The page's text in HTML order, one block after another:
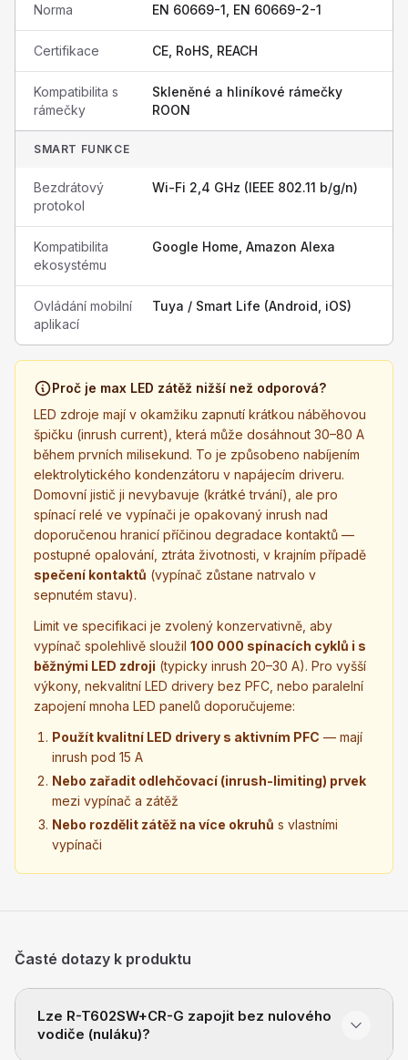
Norma EN 60669-1, EN 60669-2-1
Certifikace CE, RoHS, REACH
Kompatibilita s
rámečky
Skleněné a hliníkové rámečky
ROON
SMART FUNKCE
Bezdrátový
protokol
Wi-Fi 2,4 GHz (IEEE 802.11 b/g/n)
Kompatibilita
ekosystému
Google Home, Amazon Alexa
Ovládání mobilní
aplikací
Tuya / Smart Life (Android, iOS)
Proč je max LED zátěž nižší než odporová?
LED zdroje mají v okamžiku zapnutí krátkou náběhovou
špičku (inrush current), která může dosáhnout 30–80 A
během prvních milisekund. To je způsobeno nabíjením
elektrolytického kondenzátoru v napájecím driveru.
Domovní jistič ji nevybavuje (krátké trvání), ale pro
spínací relé ve vypínači je opakovaný inrush nad
doporučenou hranicí příčinou degradace kontaktů —
postupné opalování, ztráta životnosti, v krajním případě
spečení kontaktů (vypínač zůstane natrvalo v
sepnutém stavu).
Limit ve specifikaci je zvolený konzervativně, aby
vypínač spolehlivě sloužil 100 000 spínacích cyklů i s
běžnými LED zdroji (typicky inrush 20–30 A). Pro vyšší
výkony, nekvalitní LED drivery bez PFC, nebo paralelní
zapojení mnoha LED panelů doporučujeme:
Použít kvalitní LED drivery s aktivním PFC — mají
inrush pod 15 A
Nebo zařadit odlehčovací (inrush-limiting) prvek
mezi vypínač a zátěž
Nebo rozdělit zátěž na více okruhů s vlastními
vypínači
Časté dotazy k produktu
Lze R-T602SW+CR-G zapojit bez nulového
vodiče (nuláku)?